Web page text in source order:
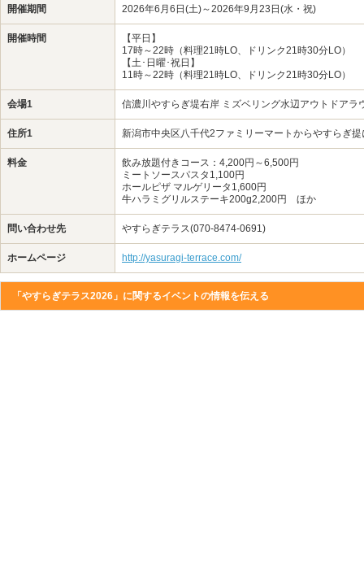
開催期間 2026年6月6日(土)～2026年9月23日(水・祝)
開催時間
【平日】
17時～22時（料理21時LO、ドリンク21時30分LO）
【土･日曜･祝日】
11時～22時（料理21時LO、ドリンク21時30分LO）
会場1 信濃川やすらぎ堤右岸 ミズベリング水辺アウトドアラ
住所1 新潟市中央区八千代2ファミリーマートからやすらぎ
料金
飲み放題付きコース：4,200円～6,500円
ミートソースパスタ1,100円
ホールピザ マルゲリータ1,600円
牛ハラミグリルステーキ200g2,200円 ほか
問い合わせ先 やすらぎテラス(070-8474-0691)
ホームページ http://yasuragi-terrace.com/
「やすらぎテラス2026」に関するイベントの情報を伝える